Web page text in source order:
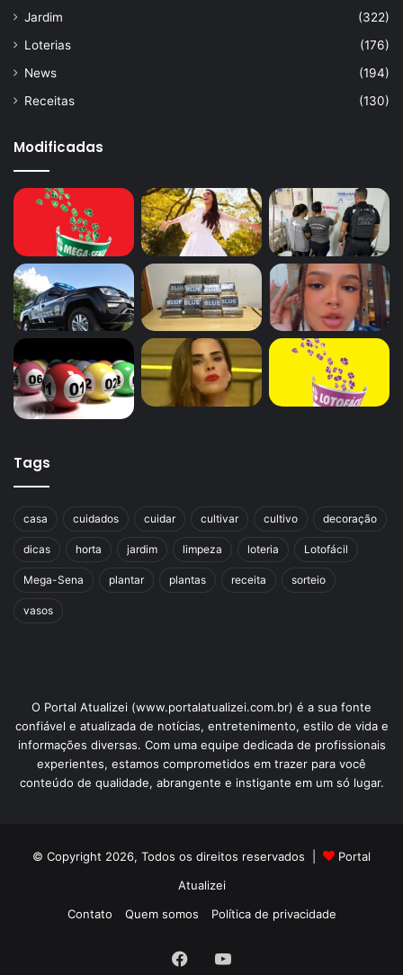
Jardim
(322)
Loterias
(176)
News
(194)
Receitas
(130)
Modificadas
Tags
casa cuidados cuidar cultivar cultivo decoração
dicas horta jardim limpeza loteria Lotofácil
Mega-Sena plantar plantas receita sorteio
vasos
O Portal Atualizei (www.portalatualizei.com.br) é a sua fonte
confiável e atualizada de notícias, entretenimento, estilo de vida e
informações diversas. Com uma equipe dedicada de profissionais
experientes, estamos comprometidos em trazer para você
conteúdo de qualidade, abrangente e instigante em um só lugar.
© Copyright 2026, Todos os direitos reservados |
Portal
Atualizei
Contato
Quem somos Política de privacidade
FacebookYouTube